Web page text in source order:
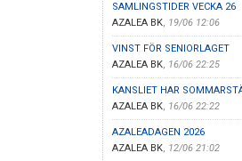
SAMLINGSTIDER VECKA 26
AZALEA BK, 19/06 12:06
VINST FÖR SENIORLAGET
AZALEA BK, 16/06 22:25
KANSLIET HAR
AZALEA BK, 16/06 22:22
AZALEADAGEN 2026
AZALEA BK, 12/06 21:02